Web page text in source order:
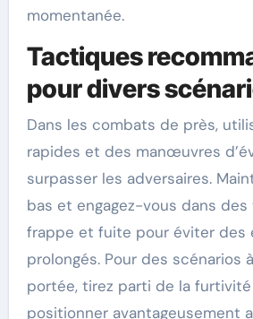
momentanée.
Tactiques
pour divers
Dans les combats de près,
rapides et des manœuvres
surpasser les adversaires.
bas et engagez-vous dans
frappe et fuite pour éviter des
prolongés. Pour des scénarios
portée, tirez parti de la
positionner avantageusement